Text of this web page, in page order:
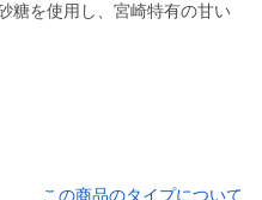
糖を使用し、宮崎特有の甘い
この商品のタイプについて